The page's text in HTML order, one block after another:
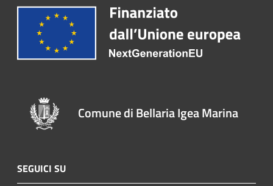
Comune di Bellaria Igea Marina
SEGUICI SU